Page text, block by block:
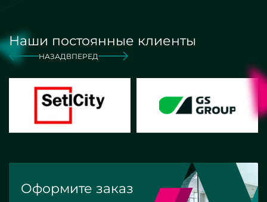
Наши постоянные клиенты
НАЗАД ВПЕРЕД
Оформите заказ